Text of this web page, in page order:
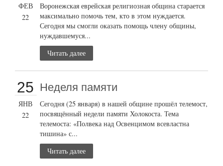
ФЕВ
22
Воронежская еврейская религиозная община старается
максимально помочь тем, кто в этом нуждается.
Сегодня мы смогли оказать помощь члену общины,
нуждавшемуся...
Читать далее
25
ЯНВ
22
Неделя памяти
Сегодня (25 января) в нашей общине прошёл телемост,
посвящённый недели памяти Холокоста. Тема
телемоста: «Полвека над Освенцимом всевластна
тишина» с...
Читать далее